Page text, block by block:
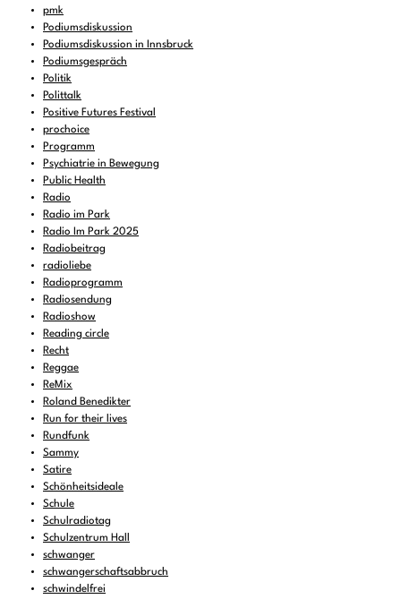
pmk
Podiumsdiskussion
Podiumsdiskussion in Innsbruck
Podiumsgespräch
Politik
Polittalk
Positive Futures Festival
prochoice
Programm
Psychiatrie in Bewegung
Public Health
Radio
Radio im Park
Radio Im Park 2025
Radiobeitrag
radioliebe
Radioprogramm
Radiosendung
Radioshow
Reading circle
Recht
Reggae
ReMix
Roland Benedikter
Run for their lives
Rundfunk
Sammy
Satire
Schönheitsideale
Schule
Schulradiotag
Schulzentrum Hall
schwanger
schwangerschaftsabbruch
schwindelfrei